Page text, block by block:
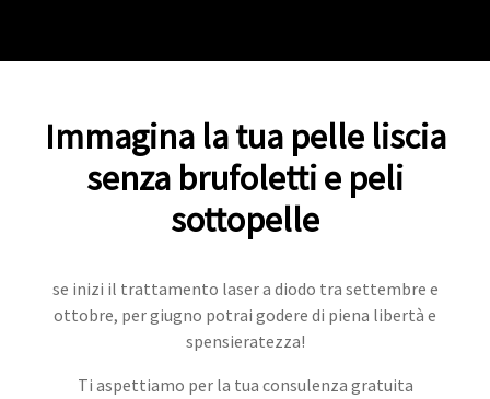
Immagina la tua pelle liscia
senza brufoletti e peli
sottopelle
se inizi il trattamento laser a diodo tra settembre e
ottobre, per giugno potrai godere di piena libertà e
spensieratezza!
Ti aspettiamo per la tua consulenza gratuita